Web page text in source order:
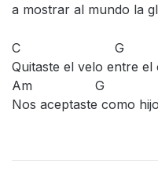
a mostrar al mundo la
C G
Quitaste el velo entre
Am G
Nos aceptaste como